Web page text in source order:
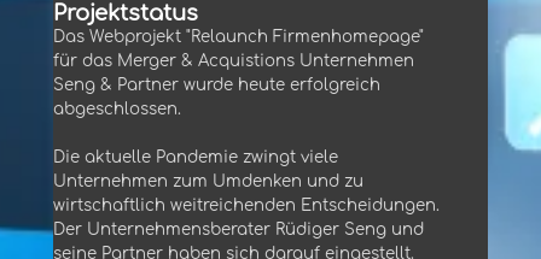
Projektstatus
Das Webprojekt "Relaunch Firmenhomepage"
für das Merger & Acquistions Unternehmen
Seng & Partner wurde heute erfolgreich
abgeschlossen.
Die aktuelle Pandemie zwingt viele
Unternehmen zum Umdenken und zu
wirtschaftlich weitreichenden Entscheidungen.
Der Unternehmensberater Rüdiger Seng und
seine Partner haben sich darauf eingestellt.